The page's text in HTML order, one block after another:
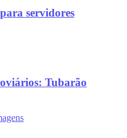
servidores
Tubarão